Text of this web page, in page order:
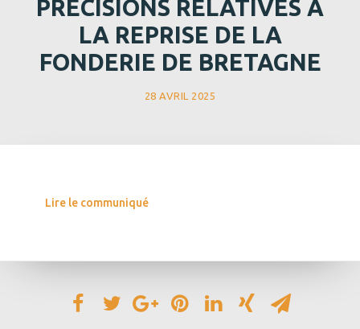
PRÉCISIONS RELATIVES À
LA REPRISE DE LA
FONDERIE DE BRETAGNE
28 AVRIL 2025
Lire le communiqué